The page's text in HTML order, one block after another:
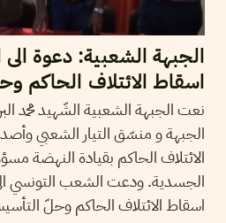
الجبهة الشعبية: دعوة الى
اسقاط الائتلاف الحاكم
نعت الجبهة الشعبية الشّهيد محمد
الجبهة و منسّق التيار الشعبي
الائتلاف الحاكم بقيادة النهضة
الجسدية. ودعت الشعب التونسي
اسقاط الائتلاف الحاكم وحلّ